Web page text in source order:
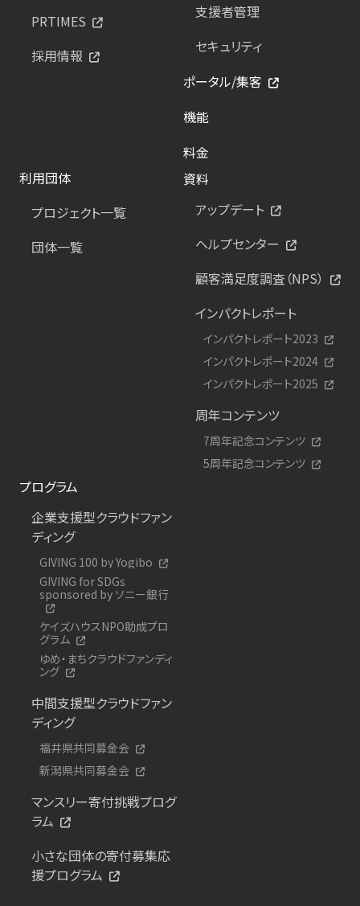
PRTIMES
採用情報
支援者管理
セキュリティ
ポータル/集客
機能
料金
利用団体
プロジェクト一覧
団体一覧
資料
アップデート
ヘルプセンター
顧客満足度調査（NPS）
インパクトレポート
インパクトレポート2023
インパクトレポート2024
インパクトレポート2025
周年コンテンツ
7周年記念コンテンツ
5周年記念コンテンツ
プログラム
企業支援型クラウドファン
ディング
GIVING 100 by Yogibo
GIVING for SDGs
sponsored by ソニー銀行
ケイズハウスNPO助成プロ
グラム
ゆめ・まちクラウドファンディ
ング
中間支援型クラウドファン
ディング
福井県共同募金会
新潟県共同募金会
マンスリー寄付挑戦プログ
ラム
小さな団体の寄付募集応
援プログラム